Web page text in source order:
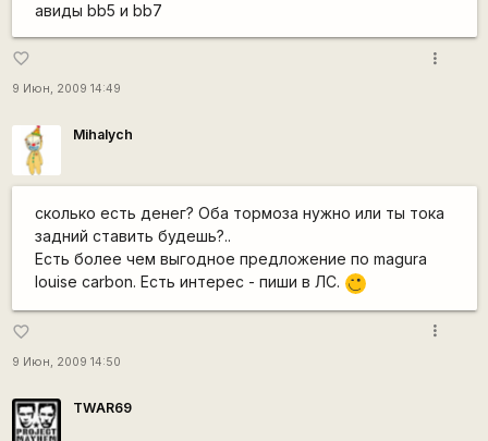
авиды bb5 и bb7
favorite_border
9 Июн, 2009 14:49
more_vert
Mihalych
сколько есть денег? Оба тормоза нужно или ты тока
задний ставить будешь?..
Есть более чем выгодное предложение по magura
louise carbon. Есть интерес - пиши в ЛС.
;)
favorite_border
9 Июн, 2009 14:50
more_vert
TWAR69